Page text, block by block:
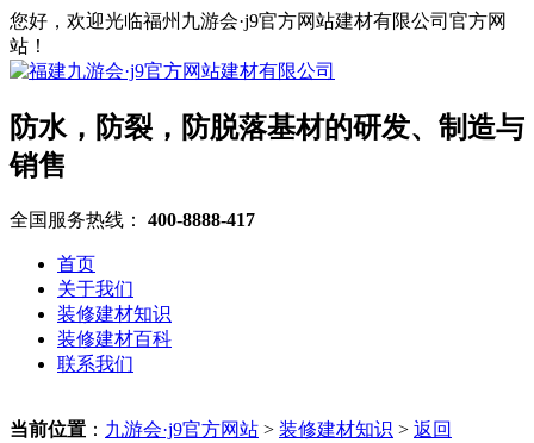
您好，欢迎光临福州九游会·j9官方网站建材有限公司官方网
站！
防水，防裂，防脱落基材的研发、制造与
销售
全国服务热线： 400-8888-417
首页
关于我们
装修建材知识
装修建材百科
联系我们
当前位置 ： 九游会·j9官方网站 > 装修建材知识 > 返回